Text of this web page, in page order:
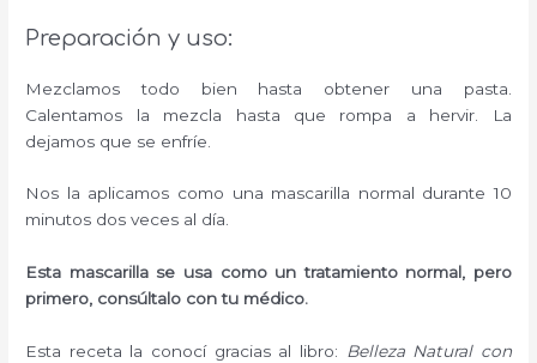
Preparación y uso:
Mezclamos todo bien hasta obtener una pasta.
Calentamos la mezcla hasta que rompa a hervir. La
dejamos que se enfríe.
Nos la aplicamos como una mascarilla normal durante 10
minutos dos veces al día.
Esta mascarilla se usa como un tratamiento normal, pero
primero, consúltalo con tu médico.
Esta receta la conocí gracias al libro:
Belleza Natural con